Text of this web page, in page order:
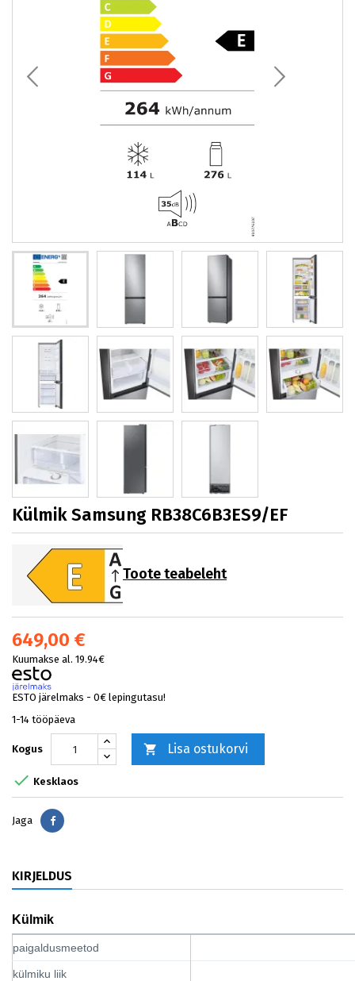
Külmik Samsung RB38C6B3ES9/EF
Toote teabeleht
649,00 €
Kuumakse al. 19.94€
ESTO järelmaks - 0€ lepingutasu!
1-14 tööpäeva
Kogus  Lisa ostukorvi
 Kesklaos
Jaga Jaga
KIRJELDUS
Külmik
paigaldusmeetod
külmiku liik